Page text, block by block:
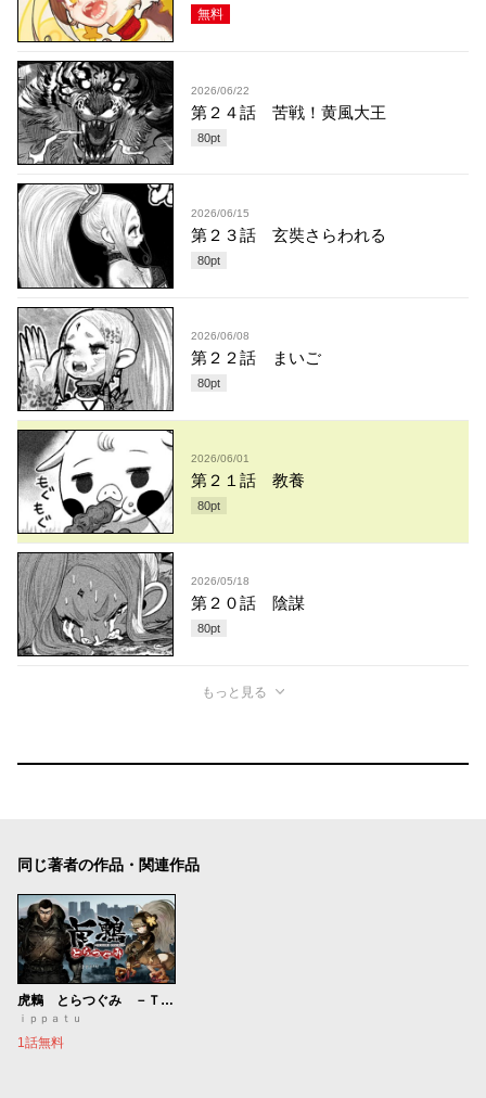
無料
2026/06/22
第２４話 苦戦！黄風大王
80pt
2026/06/15
第２３話 玄奘さらわれる
80pt
2026/06/08
第２２話 まいご
80pt
2026/06/01
第２１話 教養
80pt
2026/05/18
第２０話 陰謀
80pt
もっと見る
同じ著者の作品・関連作品
虎鶫 とらつぐみ －ＴＳＵＧＵＭＩ ＰＲＯＪＥＣＴ－
ｉｐｐａｔｕ
1話無料